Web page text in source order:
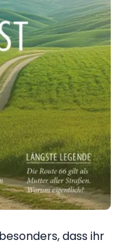
dass ihr